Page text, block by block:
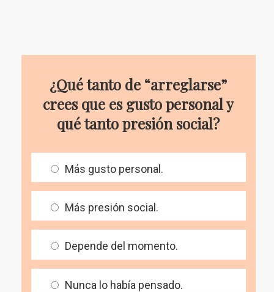
¿Qué tanto de “arreglarse”
crees que es gusto personal y
qué tanto presión social?
Más gusto personal.
Más presión social.
Depende del momento.
Nunca lo había pensado.